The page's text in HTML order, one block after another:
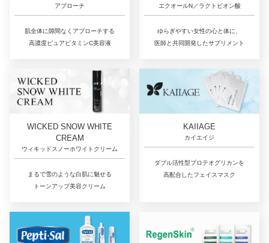
アプローチ
肌全体に隙間なくアプローチする
高濃度ピュアビタミンC美容液
エクオールN／ラクトビオン酸
ゆらぎやすい女性の心と体に、
医師と共同開発したサプリメント
WICKED SNOW WHITE
CREAM
ウィキッドスノーホワイトクリーム
まるで雪のような白肌に魅せる
トーンアップ美容クリーム
KAIIAGE
カイエイジ
ダブル活性型プロテオグリカンを
高配合したフェイスマスク